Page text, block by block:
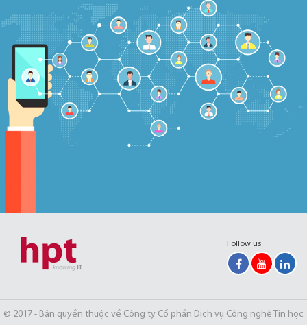
Follow us
© 2017 - Bản quyền thuộc về Công ty Cổ phần Dịch vụ Công nghệ Tin học